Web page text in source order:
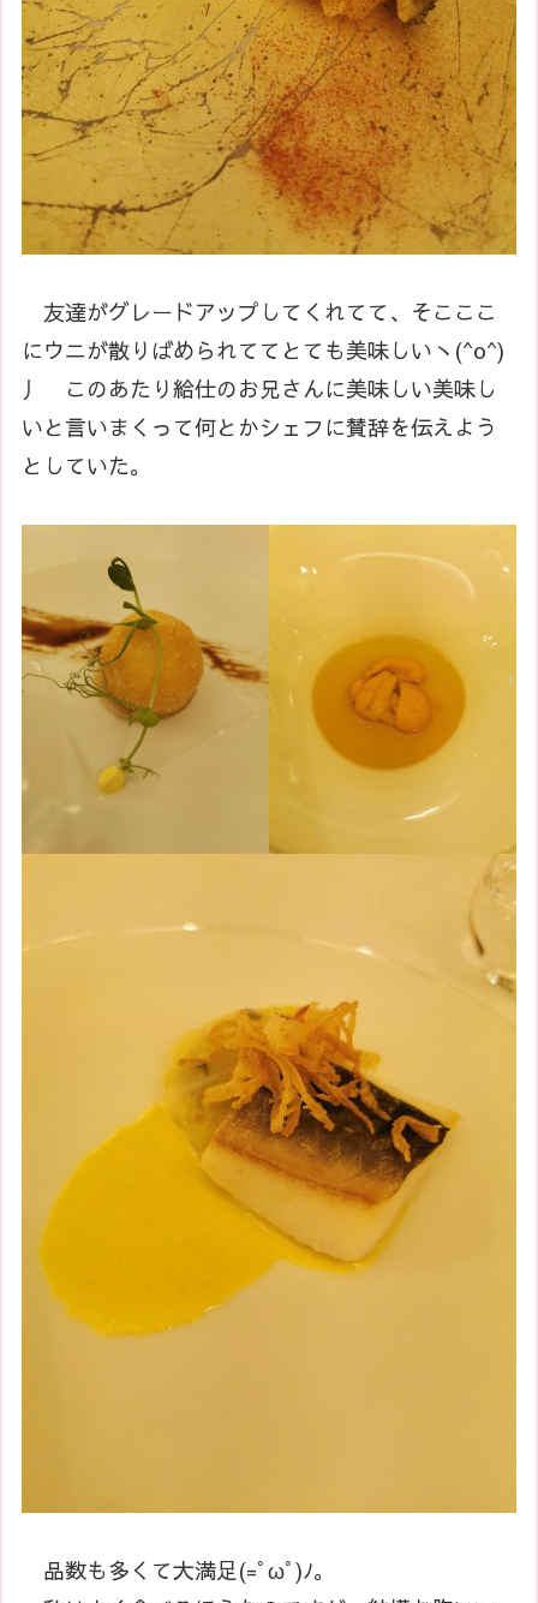
友達がグレードアップしてくれてて、そこここ
にウニが散りばめられててとても美味しいヽ(^o^)
丿 このあたり給仕のお兄さんに美味しい美味し
いと言いまくって何とかシェフに賛辞を伝えよう
としていた。
品数も多くて大満足(=ﾟωﾟ)ﾉ。